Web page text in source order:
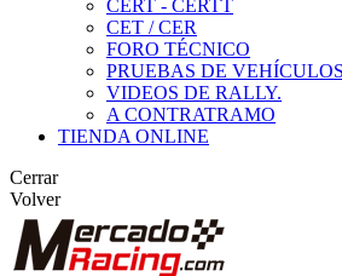
CERT - CERTT
CET / CER
FORO TÉCNICO
PRUEBAS DE
VIDEOS DE RALLY.
A CONTRATRAMO
TIENDA ONLINE
Cerrar
Volver